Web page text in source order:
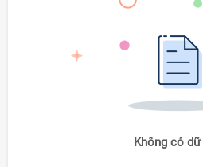
Không có